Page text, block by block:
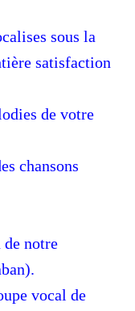
sous la
satisfaction
de votre
chansons
notre
vocal de